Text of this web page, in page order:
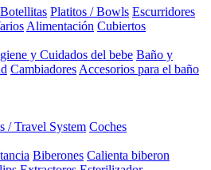
Platitos / Bowls Escurridores
Alimentación Cubiertos
y Cuidados del bebe Baño y
Cambiadores Accesorios para el baño
/ Travel System Coches
Biberones Calienta biberon